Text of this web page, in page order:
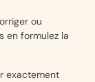
ou
en formulez la
exactement